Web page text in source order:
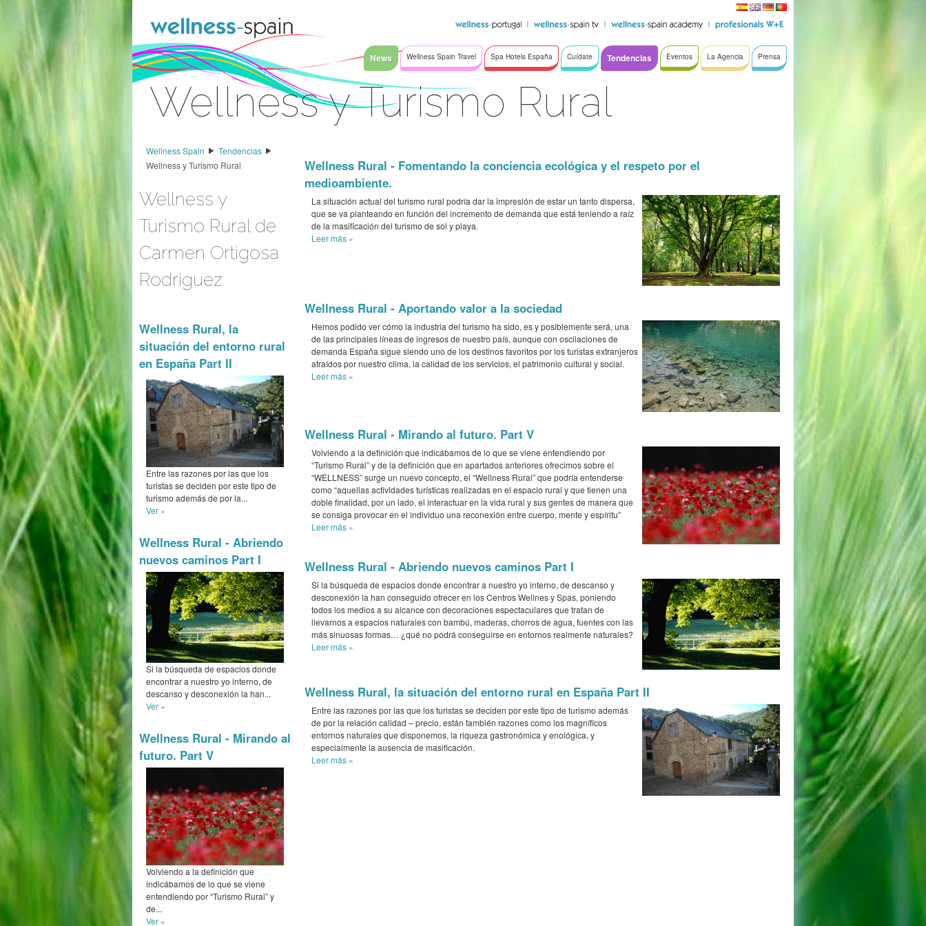
News Wellness Spain Travel Spa Hotels España Cuídate Tendencias Eventos La Agencia Prensa
Wellness y Turismo Rural
Wellness Spain
Tendencias
Wellness y Turismo Rural
Wellness y
Turismo Rural de
Carmen Ortigosa
Rodriguez
Wellness Rural, la
situación del entorno rural
en España Part II
Entre las razones por las que los
turistas se deciden por este tipo de
turismo además de por la...
Ver »
Wellness Rural - Abriendo
nuevos caminos Part I
Si la búsqueda de espacios donde
encontrar a nuestro yo interno, de
descanso y desconexión la han...
Ver »
Wellness Rural - Mirando al
futuro. Part V
Volviendo a la definición que
indicábamos de lo que se viene
entendiendo por “Turismo Rural” y
de...
Ver »
Wellness Rural - Fomentando la conciencia ecológica y el respeto por el
medioambiente.
La situación actual del turismo rural podría dar la impresión de estar un tanto dispersa,
que se va planteando en función del incremento de demanda que está teniendo a raíz
de la masificación del turismo de sol y playa.
Leer más »
Wellness Rural - Aportando valor a la sociedad
Hemos podido ver cómo la industria del turismo ha sido, es y posiblemente será, una
de las principales líneas de ingresos de nuestro país, aunque con oscilaciones de
demanda España sigue siendo uno de los destinos favoritos por los turistas extranjeros
atraídos por nuestro clima, la calidad de los servicios, el patrimonio cultural y social.
Leer más »
Wellness Rural - Mirando al futuro. Part V
Volviendo a la definición que indicábamos de lo que se viene entendiendo por
“Turismo Rural” y de la definición que en apartados anteriores ofrecimos sobre el
“WELLNESS” surge un nuevo concepto, el “Wellness Rural” que podría entenderse
como “aquellas actividades turísticas realizadas en el espacio rural y que tienen una
doble finalidad, por un lado, el interactuar en la vida rural y sus gentes de manera que
se consiga provocar en el individuo una reconexión entre cuerpo, mente y espíritu”
Leer más »
Wellness Rural - Abriendo nuevos caminos Part I
Si la búsqueda de espacios donde encontrar a nuestro yo interno, de descanso y
desconexión la han conseguido ofrecer en los Centros Wellnes y Spas, poniendo
todos los medios a su alcance con decoraciones espectaculares que tratan de
llevarnos a espacios naturales con bambú, maderas, chorros de agua, fuentes con las
más sinuosas formas… ¿qué no podrá conseguirse en entornos realmente naturales?
Leer más »
Wellness Rural, la situación del entorno rural en España Part II
Entre las razones por las que los turistas se deciden por este tipo de turismo además
de por la relación calidad – precio, están también razones como los magníficos
entornos naturales que disponemos, la riqueza gastronómica y enológica, y
especialmente la ausencia de masificación.
Leer más »